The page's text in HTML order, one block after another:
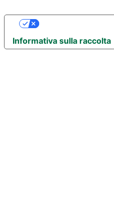
Informativa sulla raccolta
Le tue preferenze